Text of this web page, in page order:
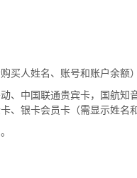
买人姓名、账号和账户余额）
、中国联通贵宾卡，国航知
、银卡会员卡（需显示姓名